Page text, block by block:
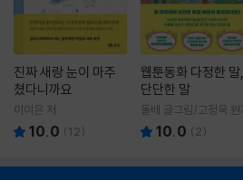
진짜 새랑 눈이 마주
쳤다니까요
이이은 저
10.0 (12)
웹툰동화 다정한 말,
단단한 말
돌배 글그림/고정욱 원
10.0 ( 2)